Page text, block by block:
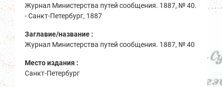
Журнал Министерства путей сообщения. 1887, № 40.
- Санкт-Петербург, 1887
Заглавие/название :
Журнал Министерства путей сообщения. 1887, № 40
Место издания :
Санкт-Петербург